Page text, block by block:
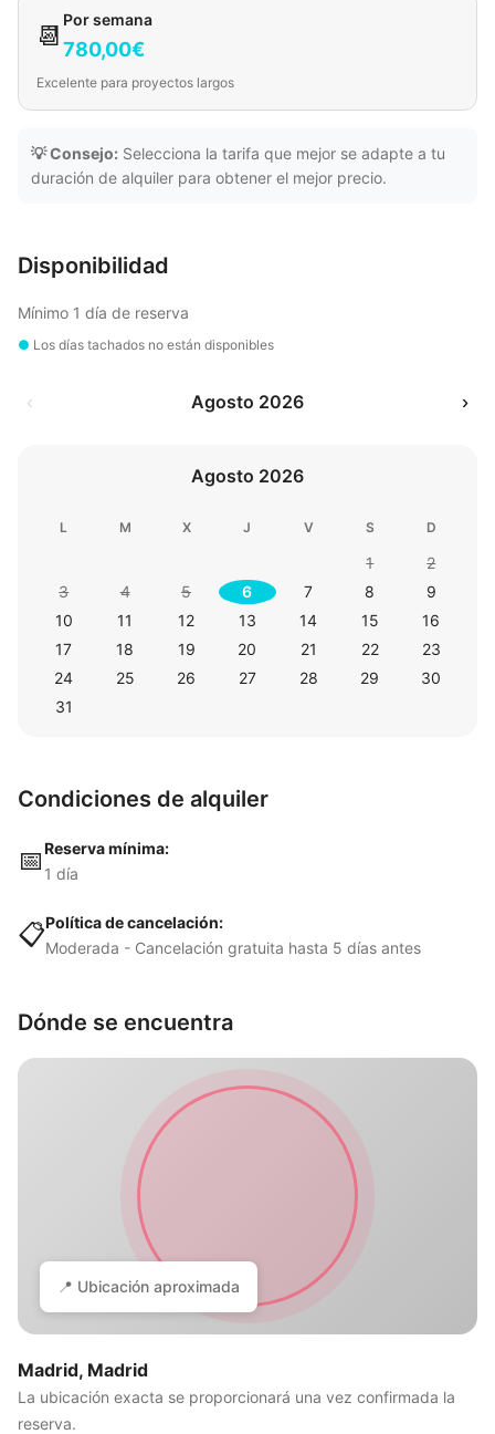
📆
Por semana
780,00€
Excelente para proyectos largos
💡 Consejo: Selecciona la tarifa que mejor se adapte a tu
duración de alquiler para obtener el mejor precio.
Disponibilidad
Mínimo 1 día de reserva
● Los días tachados no están disponibles
‹ Agosto 2026 ›
Agosto 2026
L M X J V S D
1
2
3
4 5 6 7 8
9
10
11 12 13 14 15
16
17
18 19 20 21 22
23
24
25 26 27 28 29
30
31
Condiciones de alquiler
📅Reserva mínima:
1 día
📋Política de cancelación:
Moderada - Cancelación gratuita hasta 5 días antes
Dónde se encuentra
📍 Ubicación aproximada
Madrid, Madrid
La ubicación exacta se proporcionará una vez confirmada la
reserva.